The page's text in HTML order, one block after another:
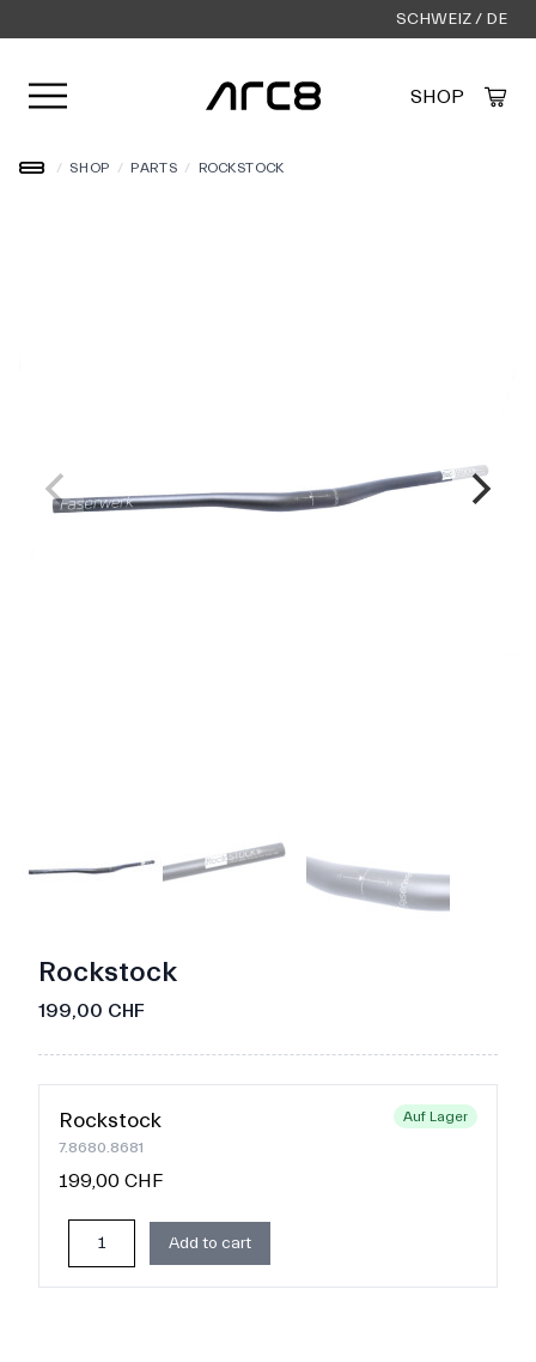
SCHWEIZ / DE
Menü öffnen SHOP
/ SHOP / PARTS / ROCKSTOCK
Rockstock
199,00 CHF
Rockstock
7.8680.8681
Auf Lager
199,00 CHF
Add to cart